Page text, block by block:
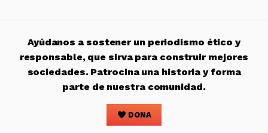
Ayúdanos a sostener un periodismo ético y
responsable, que sirva para construir mejores
sociedades. Patrocina una historia y forma
parte de nuestra comunidad.
DONA